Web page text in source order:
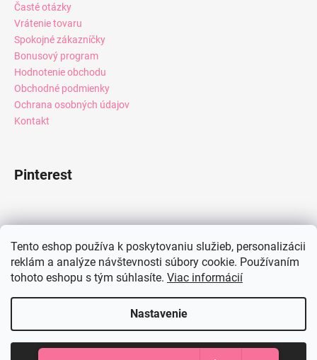
Tento eshop používa k poskytovaniu služieb, personalizácii
reklám a analýze návštevnosti súbory cookie. Používaním
tohoto eshopu s tým súhlasíte. Viac informácií
Nastavenie
Časté otázky
Vrátenie tovaru
Spokojné zákazníčky
Bonusový program
Hodnotenie obchodu
Obchodné podmienky
Ochrana osobných údajov
Kontakt
Pinterest
Instagram